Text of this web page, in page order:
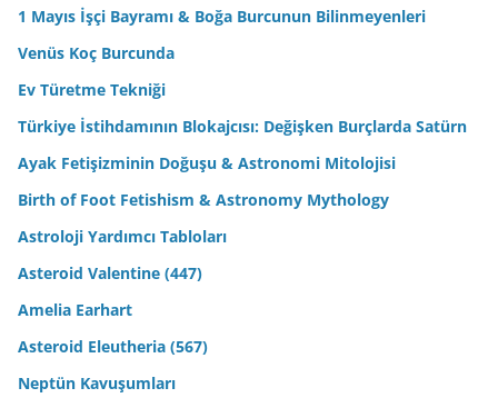
1 Mayıs İşçi Bayramı & Boğa Burcunun Bilinmeyenleri
Venüs Koç Burcunda
Ev Türetme Tekniği
Türkiye İstihdamının Blokajcısı: Değişken Burçlarda Satürn
Ayak Fetişizminin Doğuşu & Astronomi Mitolojisi
Birth of Foot Fetishism & Astronomy Mythology
Astroloji Yardımcı Tabloları
Asteroid Valentine (447)
Amelia Earhart
Asteroid Eleutheria (567)
Neptün Kavuşumları